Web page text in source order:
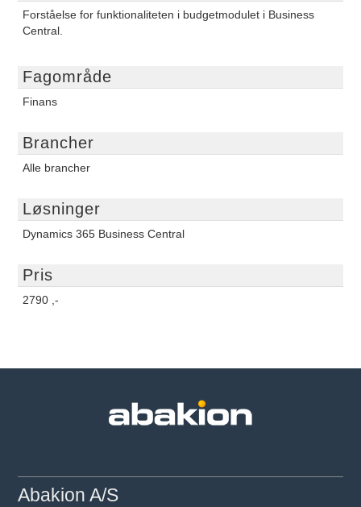
Forståelse for funktionaliteten i budgetmodulet i Business
Central.
Fagområde
Finans
Brancher
Alle brancher
Løsninger
Dynamics 365 Business Central
Pris
2790 ,-
Abakion A/S